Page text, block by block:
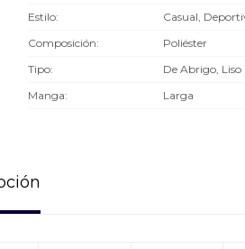
Estilo
Casual,
Composición
Poliéster
Tipo
De Abrigo, Liso
Manga
Larga